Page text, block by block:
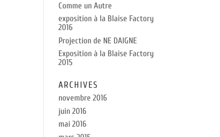
Comme un Autre
exposition à la Blaise Factory
2016
Projection de NE DAIGNE
Exposition à la Blaise Factory
2015
ARCHIVES
novembre 2016
juin 2016
mai 2016